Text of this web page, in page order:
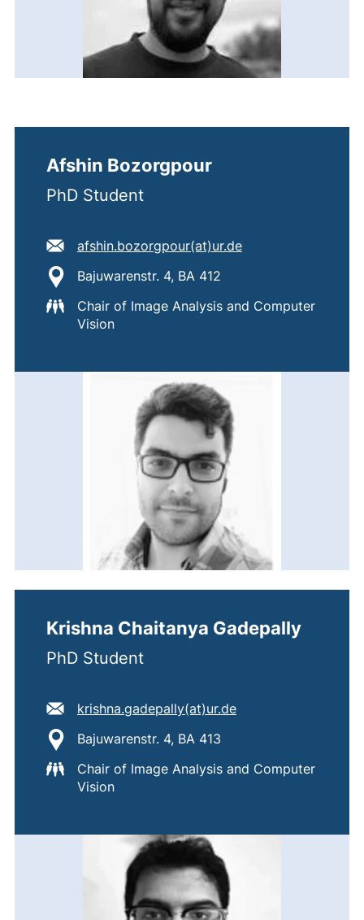
Afshin Bozorgpour
PhD Student
E-Mail Adresse:
afshin.bozorgpour​(at)​ur.de(öffnet Ihr E-Mail-
Standort:
Bajuwarenstr. 4, BA 412
Chair of Image Analysis and Computer
Vision
Krishna Chaitanya Gadepally
PhD Student
E-Mail Adresse:
krishna.gadepally​(at)​ur.de(öffnet Ihr E-Mail-
Standort:
Bajuwarenstr. 4, BA 413
Chair of Image Analysis and Computer
Vision